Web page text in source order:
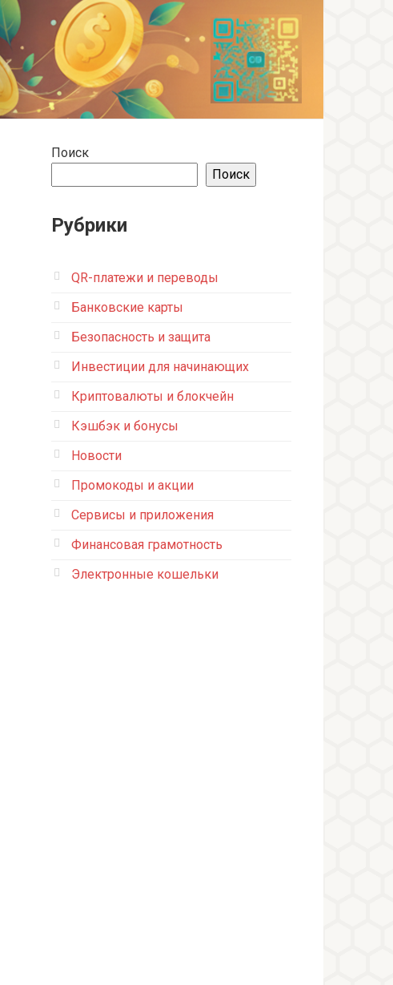
Поиск
Поиск
Рубрики
QR-платежи и переводы
Банковские карты
Безопасность и защита
Инвестиции для начинающих
Криптовалюты и блокчейн
Кэшбэк и бонусы
Новости
Промокоды и акции
Сервисы и приложения
Финансовая грамотность
Электронные кошельки